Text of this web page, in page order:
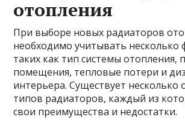
отопления
При выборе новых радиаторов
необходимо учитывать несколько
таких как тип системы отопления,
помещения, тепловые потери и
интерьера. Существует несколько
типов радиаторов, каждый из
свои преимущества и недостатки.